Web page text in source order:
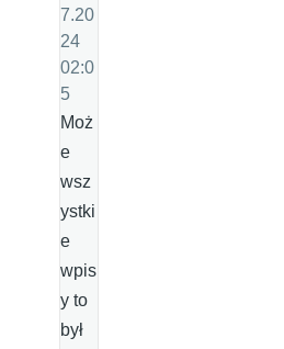
7.20
24
02:0
5
Moż
e
wsz
ystki
e
wpis
y to
był